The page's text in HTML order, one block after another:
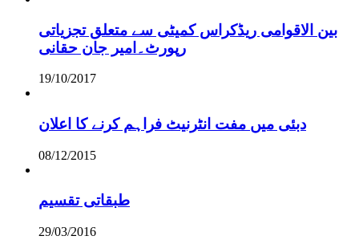
بین الاقوامی ریڈکراس کمیٹی سے متعلق تجزیاتی
رپورٹ۔امیر جان حقانی
19/10/2017
دبئی میں مفت انٹرنیٹ فراہم کرنے کا اعلان
08/12/2015
طبقاتی تقسیم
29/03/2016